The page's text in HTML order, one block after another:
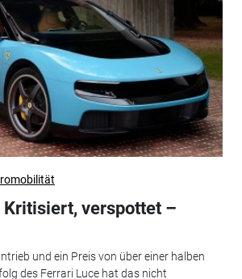
Kritisiert, verspottet –
und ein Preis von über einer halben
des Ferrari Luce hat das nicht